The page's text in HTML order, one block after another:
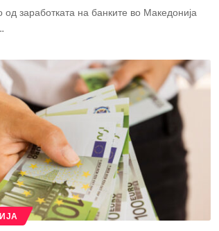
од заработката на банките во Македонија